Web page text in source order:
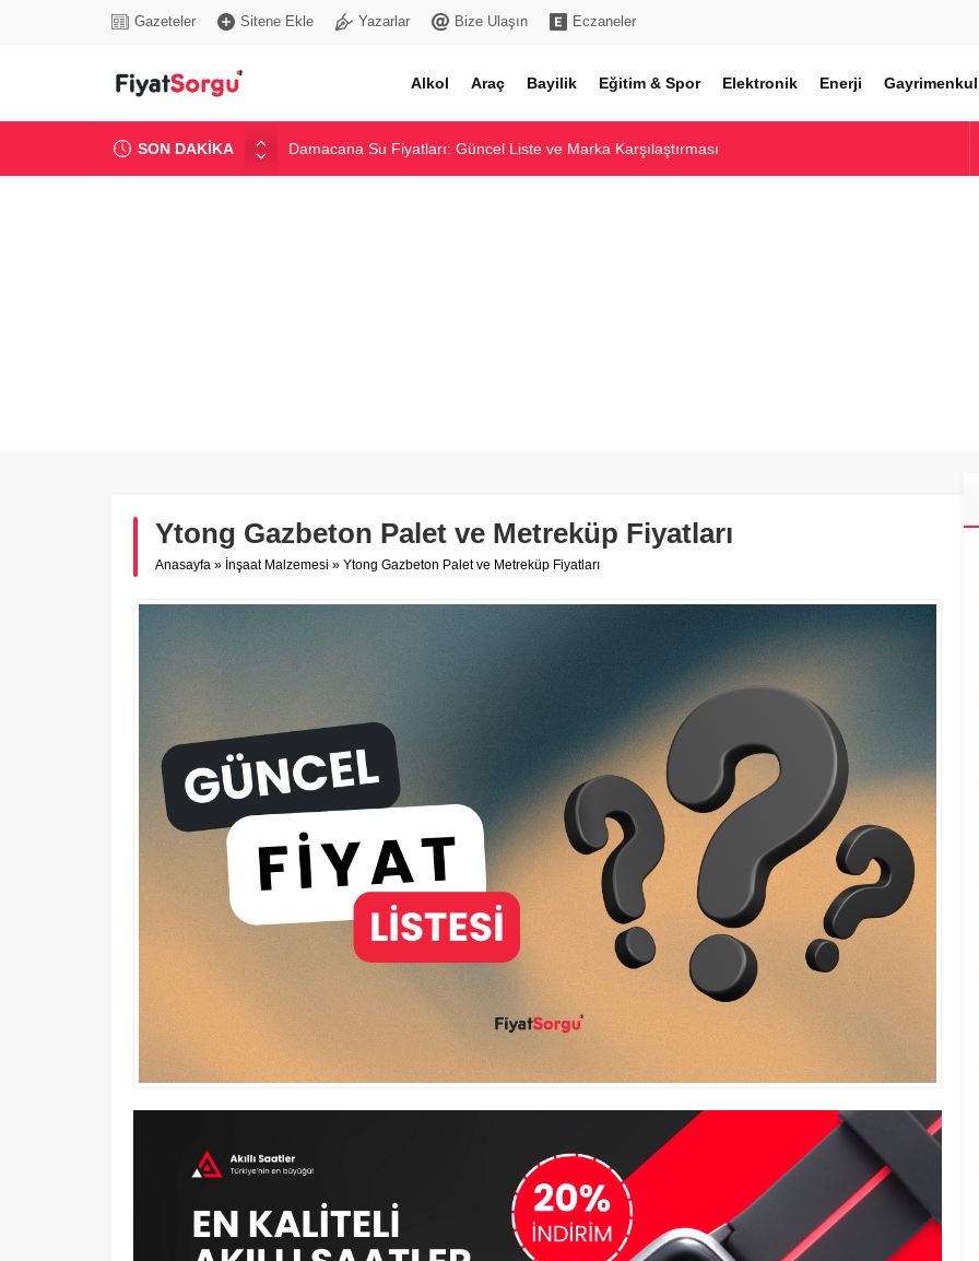
Gazeteler Sitene Ekle Yazarlar Bize Ulaşın Eczaneler
Alkol Araç Bayilik Eğitim & Spor Elektronik Enerji Gayrimenkul
SON DAKİKA
Damacana Su Fiyatları: Güncel Liste ve Marka Karşılaştırması
Güncel Çimento Fiyatları ve Toptan Alım Rehberi
Ytong Gazbeton Palet ve Metreküp Fiyatları
Anasayfa » İnşaat Malzemesi » Ytong Gazbeton Palet ve Metreküp Fiyatları